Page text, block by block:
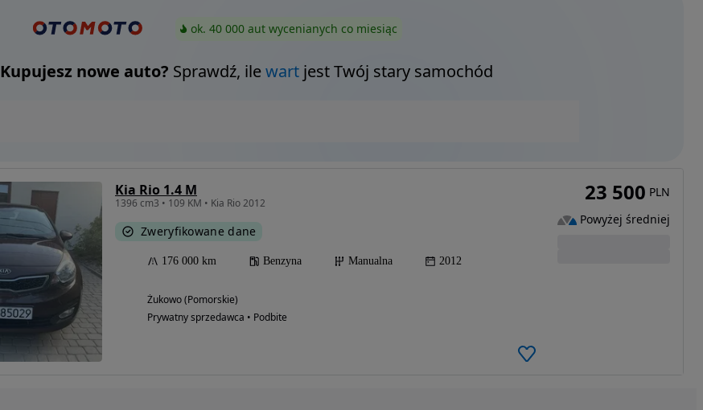
ok. 40 000 aut wycenianych co miesiąc
Kupujesz nowe auto? Sprawdź, ilewartjest Twój stary samochód
Kia Rio 1.4 M
1396 cm3 • 109 KM • Kia Rio 2012
Zweryfikowane dane
176 000 km Benzyna Manualna 2012
Żukowo (Pomorskie)
Prywatny sprzedawca • Podbite
23 500 PLN
Powyżej średniej